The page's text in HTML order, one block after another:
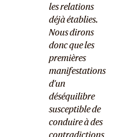
les relations
déjà établies.
Nous dirons
donc que les
premières
manifestations
d’un
déséquilibre
susceptible de
conduire à des
contradictions